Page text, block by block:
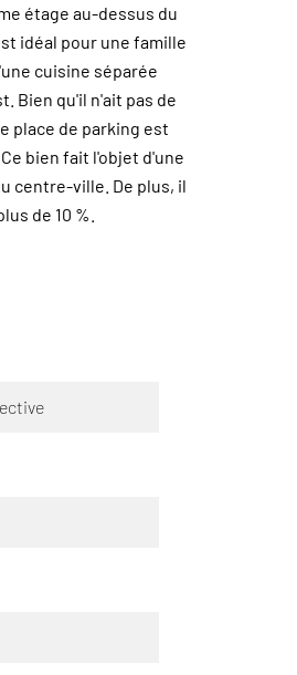
étage au-dessus du
idéal pour une famille
cuisine séparée
Bien qu'il n'ait pas de
place de parking est
bien fait l'objet d'une
centre-ville. De plus, il
de 10 %.